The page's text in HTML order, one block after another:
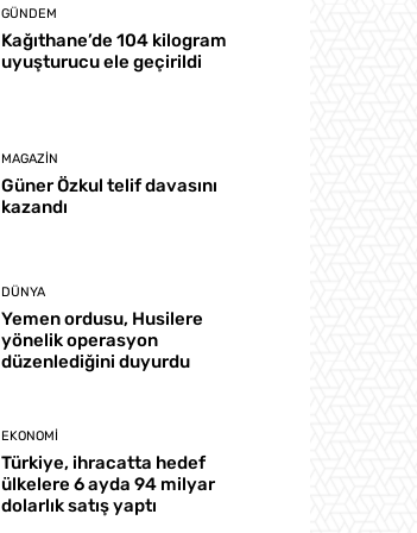
GÜNDEM
Kağıthane’de 104 kilogram
uyuşturucu ele geçirildi
MAGAZIN
Güner Özkul telif davasını
kazandı
DÜNYA
Yemen ordusu, Husilere
yönelik operasyon
düzenlediğini duyurdu
EKONOMI
Türkiye, ihracatta hedef
ülkelere 6 ayda 94 milyar
dolarlık satış yaptı